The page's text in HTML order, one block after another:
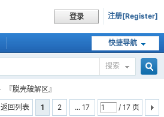
登录 注册[Register]
快捷导航
搜索
『脱壳破解区』
1
2 ... 17 / 17 页
返回列表